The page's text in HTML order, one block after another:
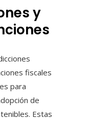
y
fiscales
para
de
Estas